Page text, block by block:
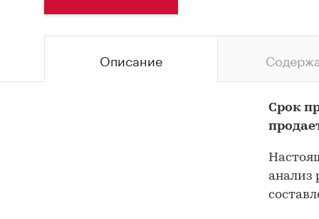
Описание
Срок
анализ